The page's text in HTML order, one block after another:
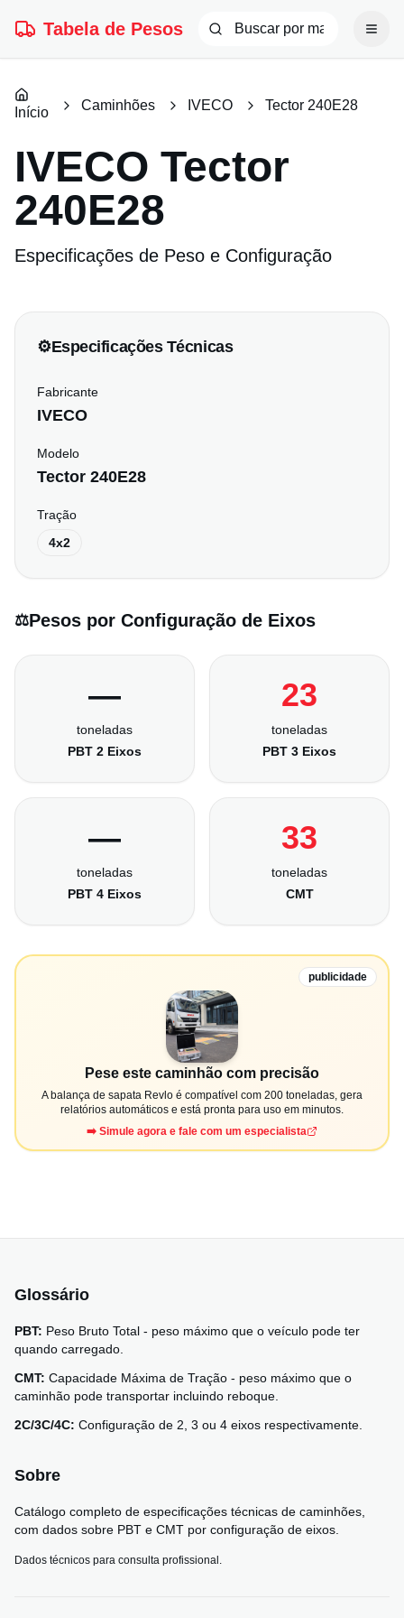
Tabela de Pesos
Início Caminhões IVECO Tector 240E28
IVECO Tector
240E28
Especificações de Peso e Configuração
⚙️Especificações Técnicas
Fabricante
IVECO
Modelo
Tector 240E28
Tração
4x2
⚖️Pesos por Configuração de Eixos
—
toneladas
PBT 2 Eixos
23
toneladas
PBT 3 Eixos
—
toneladas
PBT 4 Eixos
33
toneladas
CMT
publicidade
Pese este caminhão com precisão
A balança de sapata Revlo é compatível com 200 toneladas, gera
relatórios automáticos e está pronta para uso em minutos.
➡️ Simule agora e fale com um especialista
Glossário
PBT: Peso Bruto Total - peso máximo que o veículo pode ter
quando carregado.
CMT: Capacidade Máxima de Tração - peso máximo que o
caminhão pode transportar incluindo reboque.
2C/3C/4C: Configuração de 2, 3 ou 4 eixos respectivamente.
Sobre
Catálogo completo de especificações técnicas de caminhões,
com dados sobre PBT e CMT por configuração de eixos.
Dados técnicos para consulta profissional.